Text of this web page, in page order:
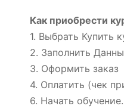
Как приобрести
1. Выбрать Купить
2. Заполнить
3. Оформить заказ
4. Оплатить (чек
6. Начать